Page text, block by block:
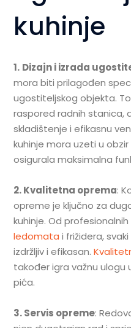
kuhinje
1. Dizajn i izrada
mora biti prilagođen
ugostiteljskog objekta.
raspored radnih stanica,
skladištenje i efikasnu
kuhinje mora uzeti u
osigurala maksimalna
2. Kvalitetna oprema:
opreme je ključno za
kuhinje. Od
ledomata i frižidera,
izdržljiv i efikasan.
također igra važnu ulogu
pića.
3. Servis opreme: